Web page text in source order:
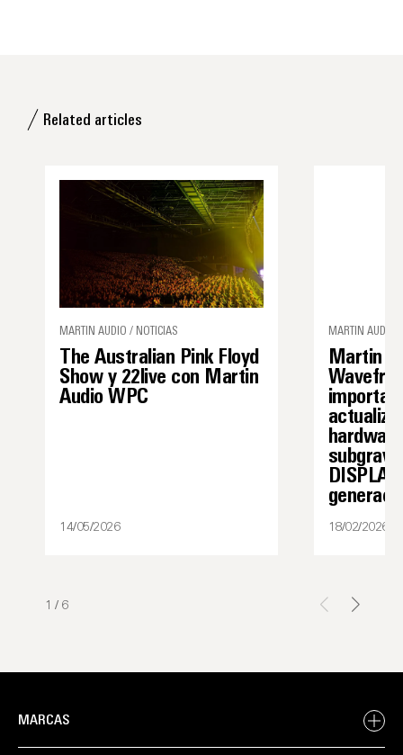
Related articles
MARTIN AUDIO / NOTICIAS
The Australian Pink Floyd
Show y 22live con Martin
Audio WPC
14/05/2026
MARTIN AUDIO
Martin
18/02/2026
1 / 6
MARCAS